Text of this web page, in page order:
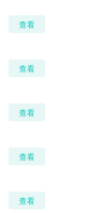
查看
查看
查看
查看
查看